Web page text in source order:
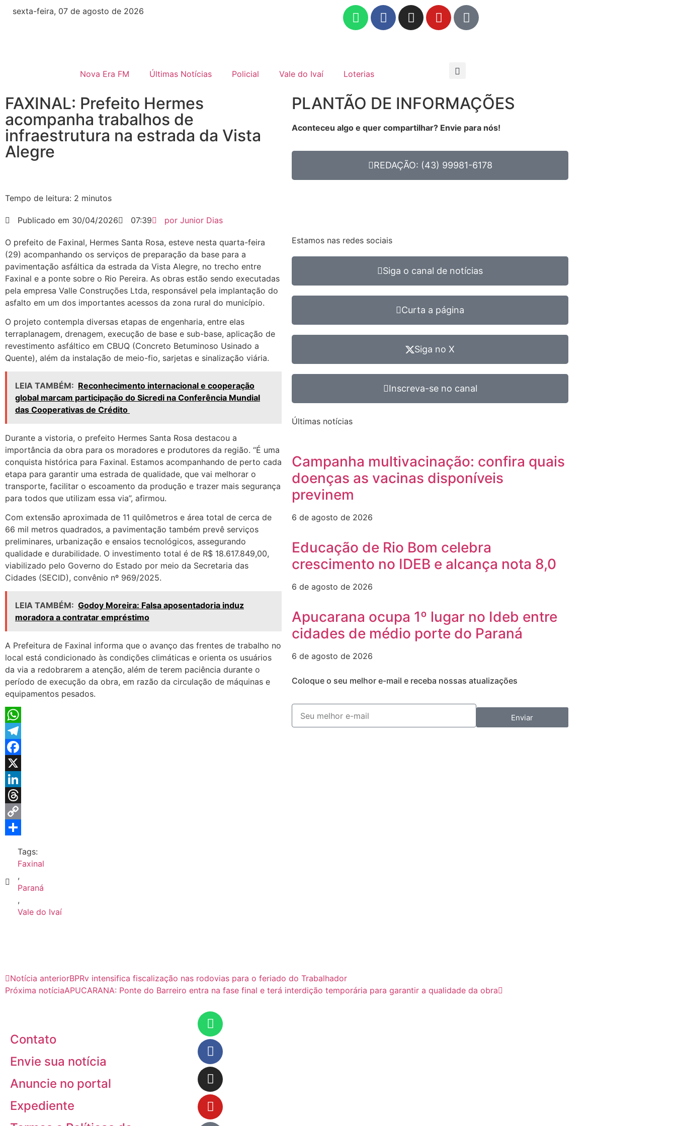
sexta-feira, 07 de agosto de 2026
Nova Era FM Últimas Notícias Policial Vale do Ivaí Loterias
FAXINAL: Prefeito Hermes
acompanha trabalhos de
infraestrutura na estrada da Vista
Alegre
Tempo de leitura: 2 minutos
Publicado em 30/04/2026 07:39 por Junior Dias
O prefeito de Faxinal, Hermes Santa Rosa, esteve nesta quarta-feira
(29) acompanhando os serviços de preparação da base para a
pavimentação asfáltica da estrada da Vista Alegre, no trecho entre
Faxinal e a ponte sobre o Rio Pereira. As obras estão sendo executadas
pela empresa Valle Construções Ltda, responsável pela implantação do
asfalto em um dos importantes acessos da zona rural do município.
O projeto contempla diversas etapas de engenharia, entre elas
terraplanagem, drenagem, execução de base e sub-base, aplicação de
revestimento asfáltico em CBUQ (Concreto Betuminoso Usinado a
Quente), além da instalação de meio-fio, sarjetas e sinalização viária.
LEIA TAMBÉM: Reconhecimento internacional e cooperação
global marcam participação do Sicredi na Conferência Mundial
das Cooperativas de Crédito
Durante a vistoria, o prefeito Hermes Santa Rosa destacou a
importância da obra para os moradores e produtores da região. “É uma
conquista histórica para Faxinal. Estamos acompanhando de perto cada
etapa para garantir uma estrada de qualidade, que vai melhorar o
transporte, facilitar o escoamento da produção e trazer mais segurança
para todos que utilizam essa via”, afirmou.
Com extensão aproximada de 11 quilômetros e área total de cerca de
66 mil metros quadrados, a pavimentação também prevê serviços
preliminares, urbanização e ensaios tecnológicos, assegurando
qualidade e durabilidade. O investimento total é de R$ 18.617.849,00,
viabilizado pelo Governo do Estado por meio da Secretaria das
Cidades (SECID), convênio nº 969/2025.
LEIA TAMBÉM: Godoy Moreira: Falsa aposentadoria induz
moradora a contratar empréstimo
A Prefeitura de Faxinal informa que o avanço das frentes de trabalho no
local está condicionado às condições climáticas e orienta os usuários
da via a redobrarem a atenção, além de terem paciência durante o
período de execução da obra, em razão da circulação de máquinas e
equipamentos pesados.
WhatsApp
Telegram
Facebook
X
LinkedIn
Threads
Copy
Tags:
Faxinal
,
Paraná
,
Vale do Ivaí
PLANTÃO DE INFORMAÇÕES
Aconteceu algo e quer compartilhar? Envie para nós!
REDAÇÃO: (43) 99981-6178
Estamos nas redes sociais
Siga o canal de notícias
Curta a página
Siga no X
Inscreva-se no canal
Últimas notícias
Campanha multivacinação: confira quais
doenças as vacinas disponíveis
previnem
6 de agosto de 2026
Educação de Rio Bom celebra
crescimento no IDEB e alcança nota 8,0
6 de agosto de 2026
Apucarana ocupa 1º lugar no Ideb entre
cidades de médio porte do Paraná
6 de agosto de 2026
Coloque o seu melhor e-mail e receba nossas atualizações
Enviar
Notícia anteriorBPRv intensifica fiscalização nas rodovias para o feriado do Trabalhador
Próxima notíciaAPUCARANA: Ponte do Barreiro entra na fase final e terá interdição temporária para garantir a qualidade da obra
Contato
Envie sua notícia
Anuncie no portal
Expediente